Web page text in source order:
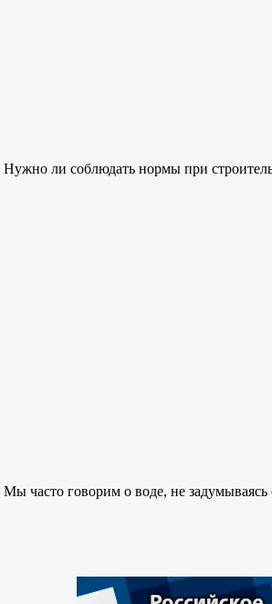
Нужно ли соблюдать нормы при
Мы часто говорим о воде, не